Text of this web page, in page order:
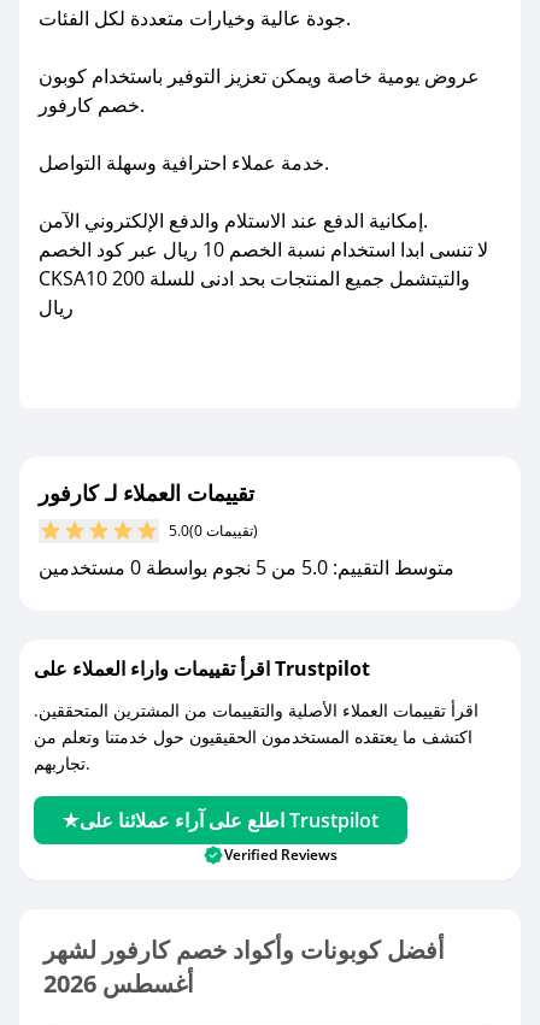
جودة عالية وخيارات متعددة لكل الفئات.
عروض يومية خاصة ويمكن تعزيز التوفير باستخدام كوبون
خصم كارفور.
خدمة عملاء احترافية وسهلة التواصل.
إمكانية الدفع عند الاستلام والدفع الإلكتروني الآمن.
لا تنسى ابدا استخدام نسبة الخصم 10 ريال عبر كود الخصم
CKSA10 والتيتشمل جميع المنتجات بحد ادنى للسلة 200
تقييمات العملاء لـ كارفور
5.0 (0 تقييمات)
متوسط التقييم: 5.0 من 5 نجوم بواسطة 0 مستخدمين
اقرأ تقييمات واراء العملاء على Trustpilot
اقرأ تقييمات العملاء الأصلية والتقييمات من المشترين المتحققين.
اكتشف ما يعتقده المستخدمون الحقيقيون حول خدمتنا وتعلم من
تجاربهم.
اطلع على آراء عملائنا على Trustpilot
Verified Reviews
أفضل كوبونات وأكواد خصم كارفور لشهر
أغسطس 2026